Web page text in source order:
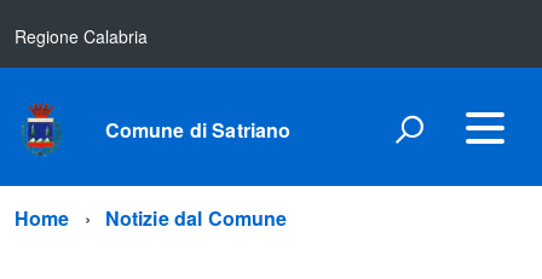
Regione Calabria
Comune di Satriano
Home Notizie dal Comune